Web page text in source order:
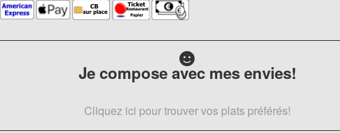
Je compose avec mes envies!
Cliquez ici pour trouver vos plats préférés!